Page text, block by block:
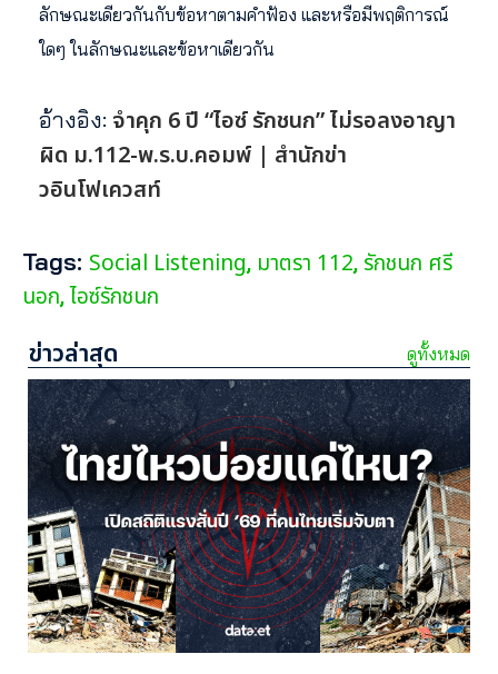
ลักษณะเดียวกันกับข้อหาตามคำฟ้อง และหรือมีพฤติการณ์
ใดๆ ในลักษณะและข้อหาเดียวกัน
อ้างอิง: จำคุก 6 ปี “ไอซ์ รักชนก” ไม่รอลงอาญา
ผิด ม.112-พ.ร.บ.คอมพ์ | สำนักข่า
วอินโฟเควสท์
Tags: Social Listening, มาตรา 112, รักชนก ศรี
นอก,ไอซ์รักชนก
ข่าวล่าสุด ดูทั้งหมด